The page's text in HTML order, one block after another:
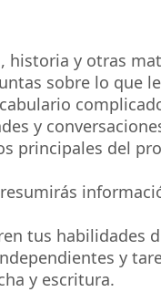
historia y otras
sobre lo que
y
principales del
tus habilidades
y
y escritura.